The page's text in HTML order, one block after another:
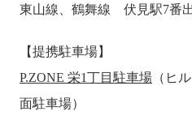
東山線、鶴舞線 伏見駅7番
【提携駐車場】
P.ZONE 栄1丁目駐車場 （ヒ
面駐車場）